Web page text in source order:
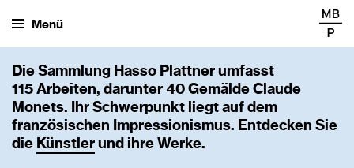
Menü
Die Sammlung Hasso Plattner umfasst
115 Arbeiten, darunter 40 Gemälde Claude
Monets. Ihr Schwerpunkt liegt auf dem
französischen Impressionismus. Entdecken Sie
die Künstler und ihre Werke.